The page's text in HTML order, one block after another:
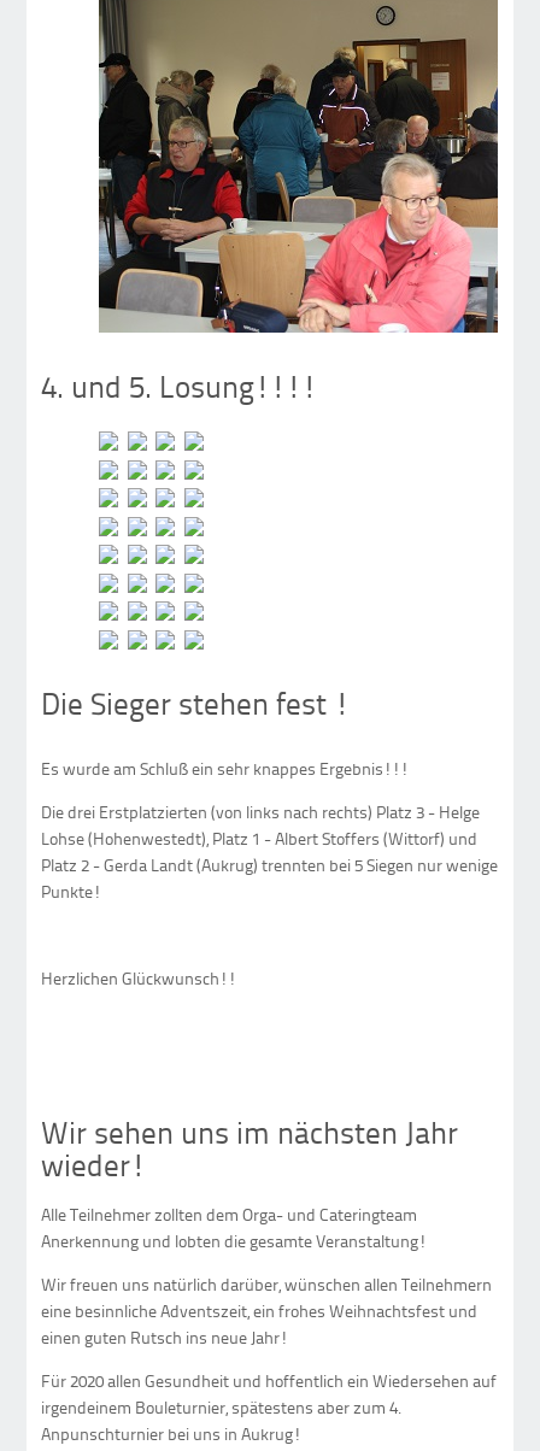
4. und 5. Losung!!!!
Die Sieger stehen fest !
Es wurde am Schluß ein sehr knappes Ergebnis!!!
Die drei Erstplatzierten (von links nach rechts) Platz 3 - Helge
Lohse (Hohenwestedt), Platz 1 - Albert Stoffers (Wittorf) und
Platz 2 - Gerda Landt (Aukrug) trennten bei 5 Siegen nur wenige
Punkte!
Herzlichen Glückwunsch!!
Wir sehen uns im nächsten Jahr
wieder!
Alle Teilnehmer zollten dem Orga- und Cateringteam
Anerkennung und lobten die gesamte Veranstaltung!
Wir freuen uns natürlich darüber, wünschen allen Teilnehmern
eine besinnliche Adventszeit, ein frohes Weihnachtsfest und
einen guten Rutsch ins neue Jahr!
Für 2020 allen Gesundheit und hoffentlich ein Wiedersehen auf
irgendeinem Bouleturnier, spätestens aber zum 4.
Anpunschturnier bei uns in Aukrug!